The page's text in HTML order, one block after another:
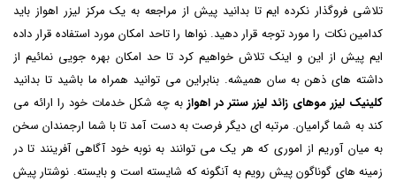
تلاشی فروگذار نکرده ایم تا بدانید پیش از مراجعه به یک مرکز لیزر اهواز باید
کدامین نکات را مورد توجه قرار دهید. نواها را تاحد امکان مورد استفاده قرار داده
ایم پیش از این و اینک تلاش خواهیم کرد تا حد امکان بهره جویی نمائیم از
داشته های ذهن به سان همیشه. بنابراین می توانید همراه ما باشید تا بدانید
کلینیک لیزر موهای زائد لیزر سنتر در اهواز به چه شکل خدمات خود را ارائه می
کند به شما گرامیان. مرتبه ای دیگر فرصت به دست آمد تا با شما ارجمندان سخن
به میان آوریم از اموری که هر یک می توانند به نوبه خود آگاهی آفرینند تا در
زمینه های گوناگون پیش رویم به آنگونه که شایسته است و بایسته. نوشتار پیش